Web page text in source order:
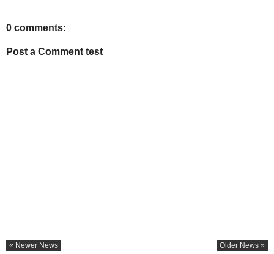
0 comments:
Post a Comment test
« Newer News Older News »